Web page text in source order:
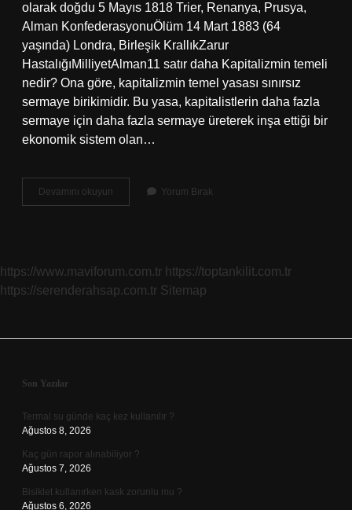
olarak doğdu 5 Mayıs 1818 Trier, Renanya, Prusya,
Alman KonfederasyonuÖlüm 14 Mart 1883 (64
yaşında) Londra, Birleşik KrallıkZarur
HastalığıMilliyetAlman11 satır daha Kapitalizmin temeli
nedir? Ona göre, kapitalizmin temel yasası sınırsız
sermaye birikimidir. Bu yasa, kapitalistlerin daha fazla
sermaye için daha fazla sermaye üreterek inşa ettiği bir
ekonomik sistem olan…
Devamını okuyun Kapitalizmin
Öncüleri
Yorum Bırak
https://www.maviforum.com.tr https://toptankilit.com.tr
https://serenderahsap.com.tr Sitemap
Sidebar
Son Yazılar
Termal su günde kaç kez kullanılır ?
Ağustos 8, 2026
Kaç gün rapor alınabiliyor ?
Ağustos 7, 2026
Bisiklet kullanırken kask zorunlu mu ?
Ağustos 6, 2026